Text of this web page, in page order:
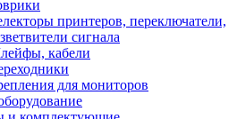
принтеров, переключатели,
сигнала
кабели
для мониторов